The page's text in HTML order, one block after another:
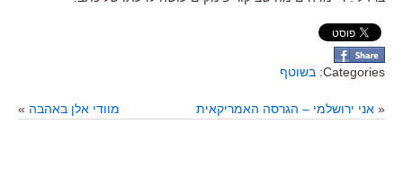
Categories: בשוטף
« אני ירושלמי – הגרסה האמריקאית מוודי אלן באהבה »